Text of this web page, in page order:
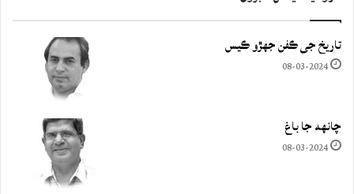
تاريخ جي ڪفن جھڙو ڪيس
08-03-2024
چانهه جا باغ
08-03-2024